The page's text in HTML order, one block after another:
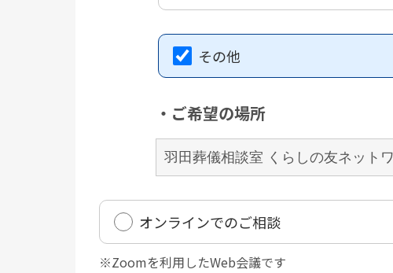
その他
・ご希望の場所
オンラインでのご相談
※Zoomを利用したWeb会議です